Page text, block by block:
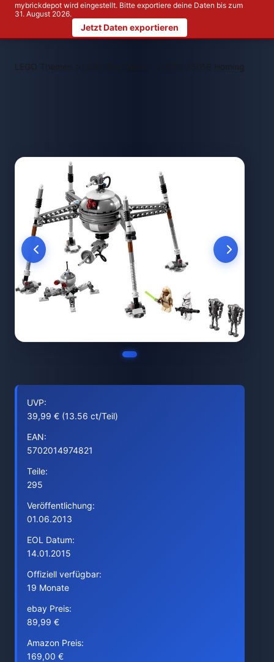
mybrickdepot wird eingestellt. Bitte exportiere deine Daten bis zum
31. August 2026.
Jetzt Daten exportieren
LEGO Themen > LEGO 75016 Homing
UVP:
39,99 € (13.56 ct/Teil)
EAN:
5702014974821
Teile:
295
Veröffentlichung:
01.06.2013
EOL Datum:
14.01.2015
Offiziell verfügbar:
19 Monate
ebay Preis:
89,99 €
Amazon Preis:
169,00 €